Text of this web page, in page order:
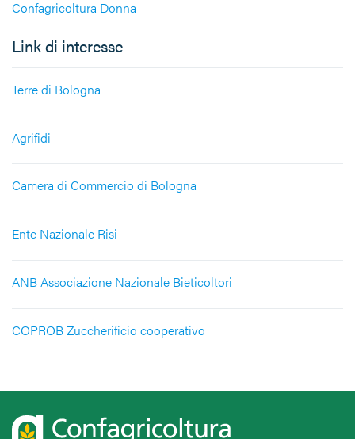
Confagricoltura Donna
Link di interesse
Terre di Bologna
Agrifidi
Camera di Commercio di Bologna
Ente Nazionale Risi
ANB Associazione Nazionale Bieticoltori
COPROB Zuccherificio cooperativo